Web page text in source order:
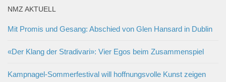
NMZ AKTUELL
Mit Promis und Gesang: Abschied von Glen Hansard in Dublin
«Der Klang der Stradivari»: Vier Egos beim Zusammenspiel
Kampnagel-Sommerfestival will hoffnungsvolle Kunst zeigen